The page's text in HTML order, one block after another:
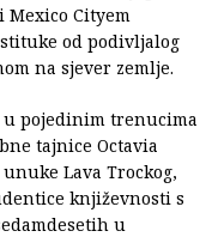
Cityem
od podivljalog
na sjever zemlje.
pojedinim trenucima
tajnice Octavia
Lava Trockog,
književnosti s
u